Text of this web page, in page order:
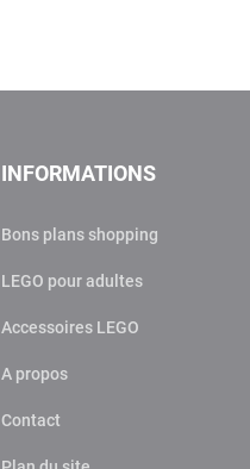
INFORMATIONS
Bons plans shopping
LEGO pour adultes
Accessoires LEGO
A propos
Contact